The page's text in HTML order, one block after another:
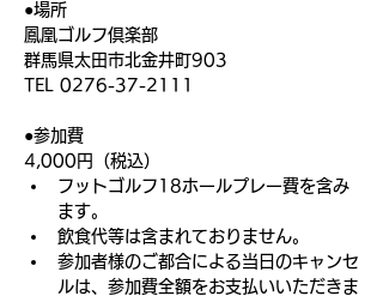
●場所
鳳凰ゴルフ倶楽部
群馬県太田市北金井町903
TEL 0276-37-2111
●参加費
4,000円（税込）
フットゴルフ18ホールプレー費を含み
ます。
飲食代等は含まれておりません。
参加者様のご都合による当日のキャンセ
ルは、参加費全額をお支払いいただきま